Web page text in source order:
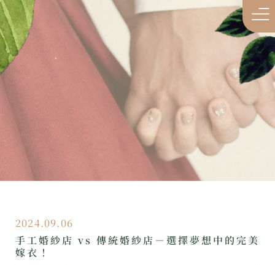
2024.09.06
手工婚紗店 vs 傳統婚紗店－選擇夢想中的完美
嫁衣！